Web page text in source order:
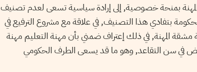
بمنحة خصوصية, إلى إرادة سياسية تسعى لعدم تصنيف
بتفادي هذا التصنيف, في علاقة مع مشروع الترفيع في
المهنة, في ذلك إعتراف ضمني بأن مهنة التعليم مهنة
في سن التقاعد, وهو ما قد يسعى الطرف الحكومي